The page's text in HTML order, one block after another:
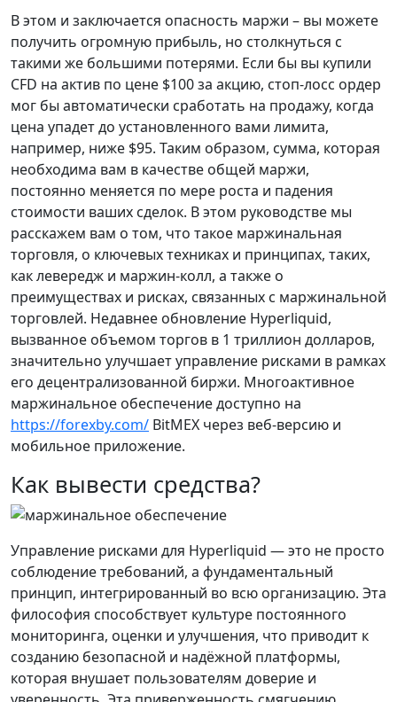
В этом и заключается опасность маржи – вы можете
получить огромную прибыль, но столкнуться с
такими же большими потерями. Если бы вы купили
CFD на актив по цене $100 за акцию, стоп-лосс ордер
мог бы автоматически сработать на продажу, когда
цена упадет до установленного вами лимита,
например, ниже $95. Таким образом, сумма, которая
необходима вам в качестве общей маржи,
постоянно меняется по мере роста и падения
стоимости ваших сделок. В этом руководстве мы
расскажем вам о том, что такое маржинальная
торговля, о ключевых техниках и принципах, таких,
как левередж и маржин-колл, а также о
преимуществах и рисках, связанных с маржинальной
торговлей. Недавнее обновление Hyperliquid,
вызванное объемом торгов в 1 триллион долларов,
значительно улучшает управление рисками в рамках
его децентрализованной биржи. Многоактивное
маржинальное обеспечение доступно на
https://forexby.com/ BitMEX через веб-версию и
мобильное приложение.
Как вывести средства?
Управление рисками для Hyperliquid — это не просто
соблюдение требований, а фундаментальный
принцип, интегрированный во всю организацию. Эта
философия способствует культуре постоянного
мониторинга, оценки и улучшения, что приводит к
созданию безопасной и надёжной платформы,
которая внушает пользователям доверие и